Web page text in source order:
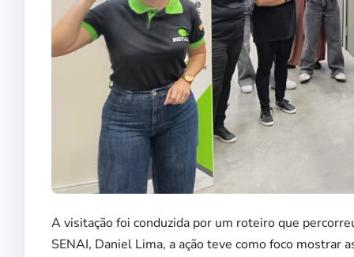
A visitação foi conduzida por um roteiro que
SENAI, Daniel Lima, a ação teve como foco mostrar